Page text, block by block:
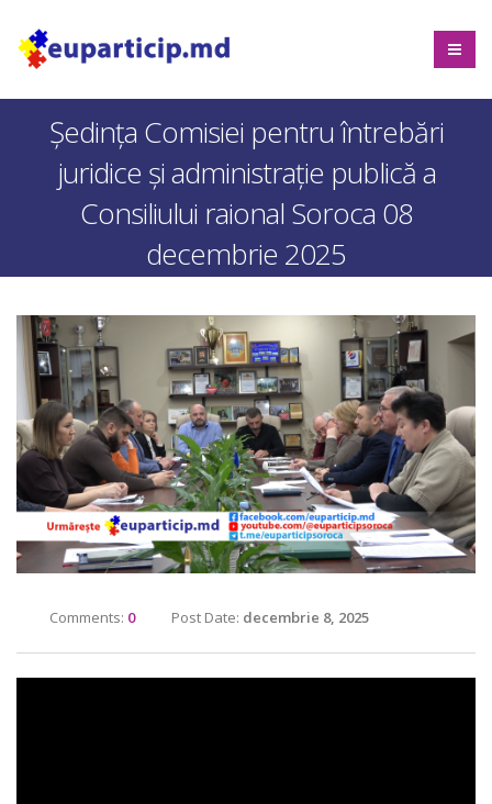
Ședința Comisiei pentru întrebări
juridice şi administraţie publică a
Consiliului raional Soroca 08
decembrie 2025
Comments: 0 Post Date: decembrie 8, 2025